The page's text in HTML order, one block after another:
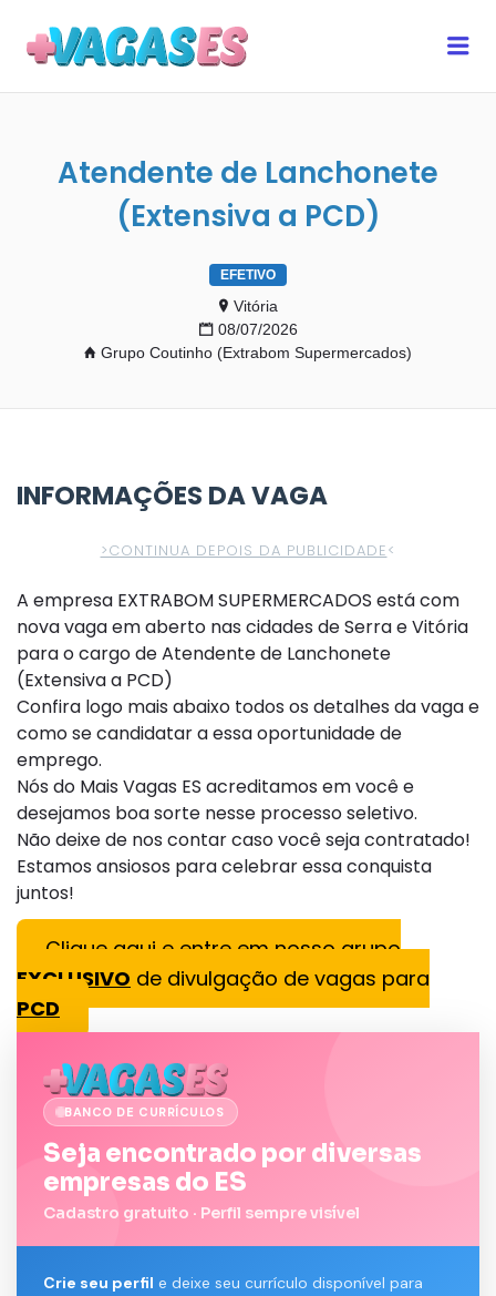
Atendente de Lanchonete
(Extensiva a PCD)
EFETIVO
Vitória
08/07/2026
Grupo Coutinho (Extrabom Supermercados)
INFORMAÇÕES DA VAGA
>CONTINUA DEPOIS DA PUBLICIDADE<
A empresa EXTRABOM SUPERMERCADOS está com
nova vaga em aberto nas cidades de Serra e Vitória
para o cargo de Atendente de Lanchonete
(Extensiva a PCD)
Confira logo mais abaixo todos os detalhes da vaga e
como se candidatar a essa oportunidade de
emprego.
Nós do Mais Vagas ES acreditamos em você e
desejamos boa sorte nesse processo seletivo.
Não deixe de nos contar caso você seja contratado!
Estamos ansiosos para celebrar essa conquista
juntos!
Clique aqui e entre em nosso grupo
EXCLUSIVO de divulgação de vagas para
PCD
BANCO DE CURRÍCULOS
Seja encontrado por diversas
empresas do ES
Cadastro gratuito · Perfil sempre visível
Crie seu perfil e deixe seu currículo disponível para